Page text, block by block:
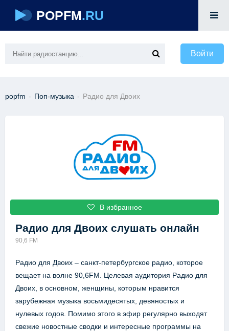
POPFM.RU
Войти
popfm - Поп-музыка - Радио для Двоих
В избранное
Радио для Двоих слушать онлайн
90,6 FM
Радио для Двоих – санкт-петербургское радио, которое
вещает на волне 90,6FM. Целевая аудитория Радио для
Двоих, в основном, женщины, которым нравится
зарубежная музыка восьмидесятых, девяностых и
нулевых годов. Помимо этого в эфир регулярно выходят
свежие новостные сводки и интересные программы на